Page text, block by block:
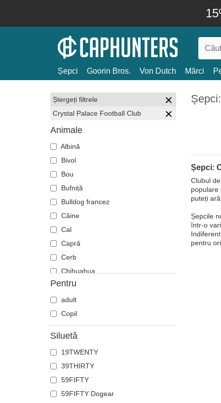
Șepci Goorin Bros. Von Dutch Mărci
Ștergeți filtrele
Crystal Palace Football Club
Animale
Albină
Bivol
Bou
Bufniță
Bulldog francez
Câine
Cal
Capră
Cerb
Chihuahua
Ciobănesc german
Cocoș
Coiot
Corb
Crab
Craniu
Crocodil
Delfin
Doberman
Pentru
adult
Copil
Siluetă
19TWENTY
39THIRTY
59FIFTY
59FIFTY Dogear
Șepci:
Clubul
populare
puteți
Șepcile
într-o
pentru